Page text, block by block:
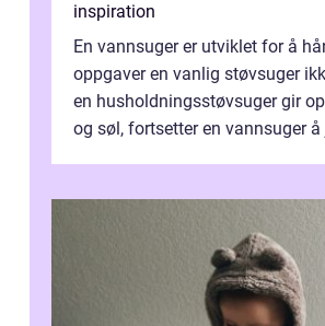
inspiration
En vannsuger er utviklet for å
oppgaver en vanlig støvsuger
en husholdningsstøvsuger gir
og søl, fortsetter en vannsuger å